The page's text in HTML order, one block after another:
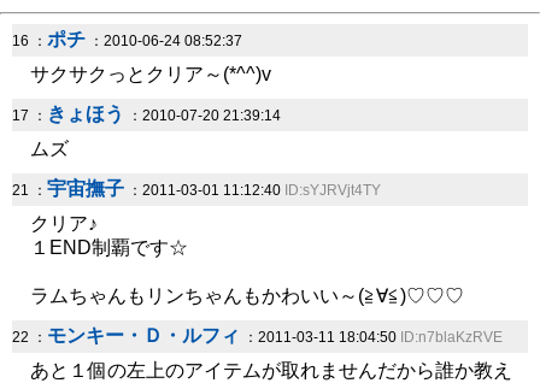
16 ： ポチ ：2010-06-24 08:52:37
サクサクっとクリア～(*^^)v
17 ： きょほう ：2010-07-20 21:39:14
ムズ
21 ： 宇宙撫子 ：2011-03-01 11:12:40 ID:sYJRVjt4TY
クリア♪
１END制覇です☆
ラムちゃんもリンちゃんもかわいい～(≧∀≦)♡♡♡
22 ： モンキー・Ｄ・ルフィ ：2011-03-11 18:04:50 ID:n7blaKzRVE
あと１個の左上のアイテムが取れませんだから誰か教え